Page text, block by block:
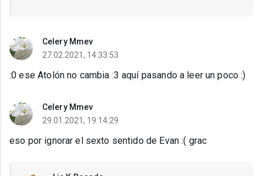
Celery Mmev
27.02.2021, 14:33:53
:0 ese Atolón no cambia :3 aquí pasando a leer un poco :)
Celery Mmev
29.01.2021, 19:14:29
eso por ignorar el sexto sentido de Evan :( grac